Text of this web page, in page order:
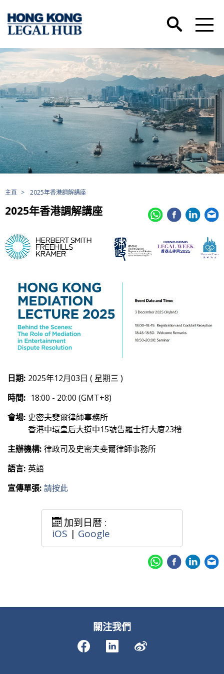
主頁 > 2025年香港調解講座
2025年香港調解講座
日期: 2025年12月03日 ( 星期三 )
時間: 18:00 - 20:00 (GMT+8)
會場: 史密夫斐爾律師事務所
香港中環皇后大道中15號告羅士打大廈23樓
主辦機構: 律政司及史密夫斐爾律師事務所
語言: 英語
宣傳單張: 請按此
加到日暦 :
iOS | Google
關注我們